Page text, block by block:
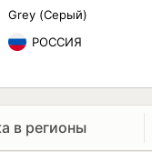
Grey (Серый)
РОССИЯ
в регионы